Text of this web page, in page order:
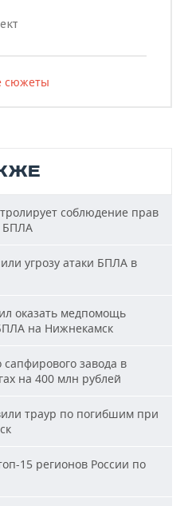
сюжеты
соблюдение прав
БПЛА
угрозу атаки БПЛА в
оказать медпомощь
на Нижнекамск
завода в
на 400 млн рублей
траур по погибшим при
15 регионов России по